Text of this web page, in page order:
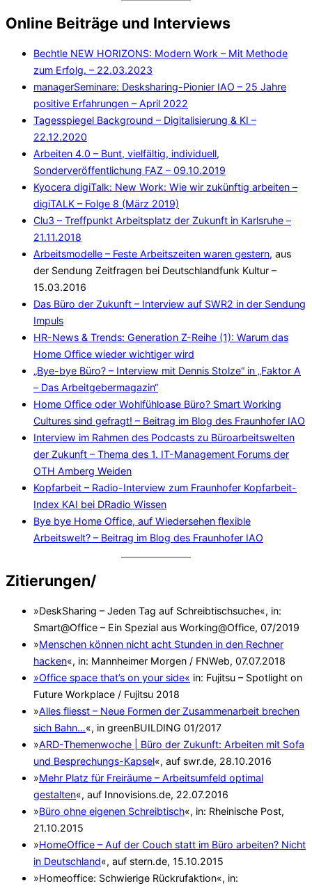
Online Beiträge und Interviews
Bechtle NEW HORIZONS: Modern Work – Mit Methode
zum Erfolg. – 22.03.2023
managerSeminare: Desksharing-Pionier IAO – 25 Jahre
positive Erfahrungen – April 2022
Tagesspiegel Background – Digitalisierung & KI –
22.12.2020
Arbeiten 4.0 – Bunt, vielfältig, individuell,
Sonderveröffentlichung FAZ – 09.10.2019
Kyocera digiTalk: New Work: Wie wir zukünftig arbeiten –
digiTALK – Folge 8 (März 2019)
Clu3 – Treffpunkt Arbeitsplatz der Zukunft in Karlsruhe –
21.11.2018
Arbeitsmodelle – Feste Arbeitszeiten waren gestern, aus
der Sendung Zeitfragen bei Deutschlandfunk Kultur –
15.03.2016
Das Büro der Zukunft – Interview auf SWR2 in der Sendung
Impuls
HR-News & Trends: Generation Z-Reihe (1): Warum das
Home Office wieder wichtiger wird
„Bye-bye Büro? – Interview mit Dennis Stolze“ in „Faktor A
– Das Arbeitgebermagazin“
Home Office oder Wohlfühloase Büro? Smart Working
Cultures sind gefragt! – Beitrag im Blog des Fraunhofer IAO
Interview im Rahmen des Podcasts zu Büroarbeitswelten
der Zukunft – Thema des 1. IT-Management Forums der
OTH Amberg Weiden
Kopfarbeit – Radio-Interview zum Fraunhofer Kopfarbeit-
Index KAI bei DRadio Wissen
Bye bye Home Office, auf Wiedersehen flexible
Arbeitswelt? – Beitrag im Blog des Fraunhofer IAO
Zitierungen/
»DeskSharing – Jeden Tag auf Schreibtischsuche«, in:
Smart@Office – Ein Spezial aus Working@Office, 07/2019
»Menschen können nicht acht Stunden in den Rechner
hacken«, in: Mannheimer Morgen / FNWeb, 07.07.2018
»Office space that’s on your side« in: Fujitsu – Spotlight on
Future Workplace / Fujitsu 2018
»Alles fliesst – Neue Formen der Zusammenarbeit brechen
sich Bahn…«, in greenBUILDING 01/2017
»ARD-Themenwoche | Büro der Zukunft: Arbeiten mit Sofa
und Besprechungs-Kapsel«, auf swr.de, 28.10.2016
»Mehr Platz für Freiräume – Arbeitsumfeld optimal
gestalten«, auf Innovisions.de, 22.07.2016
»Büro ohne eigenen Schreibtisch«, in: Rheinische Post,
21.10.2015
»HomeOffice – Auf der Couch statt im Büro arbeiten? Nicht
in Deutschland«, auf stern.de, 15.10.2015
»Homeoffice: Schwierige Rückrufaktion«, in: